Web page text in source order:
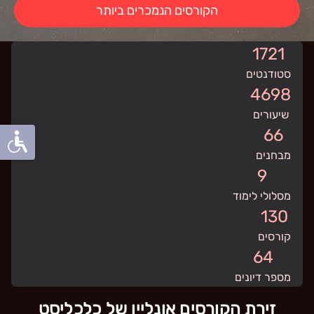
הקורסים הנמכרים ביותר
1721
סטודנטים
4698
שיעורים
66
מבחנים
9
מסלולי לימוד
130
קורסים
64
מספר דיונים
זירת הקורסים אונליין של כלכליסט